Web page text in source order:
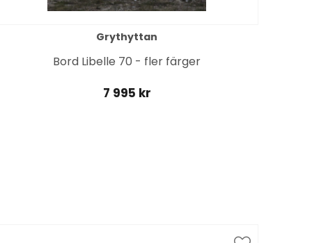
Grythyttan
Bord Libelle 70 - fler färger
7 995 kr